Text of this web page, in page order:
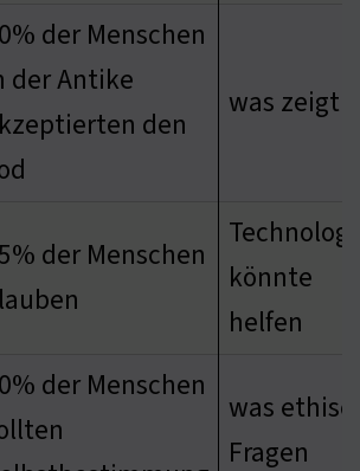
der Menschen
der Antike
den
was zeigt
der Menschen
könnte
helfen
der Menschen
was
Fragen